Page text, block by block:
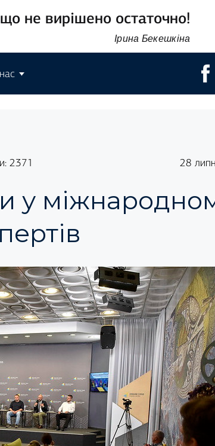
не вирішено остаточно!
Ірина Бекешкіна
2371 28
у